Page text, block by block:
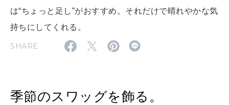
SUSTAINABLE
は“ちょっと足し”がおすすめ。それだけで晴れやかな気
持ちにしてくれる。
SHARE
季節のスワッグを飾る。